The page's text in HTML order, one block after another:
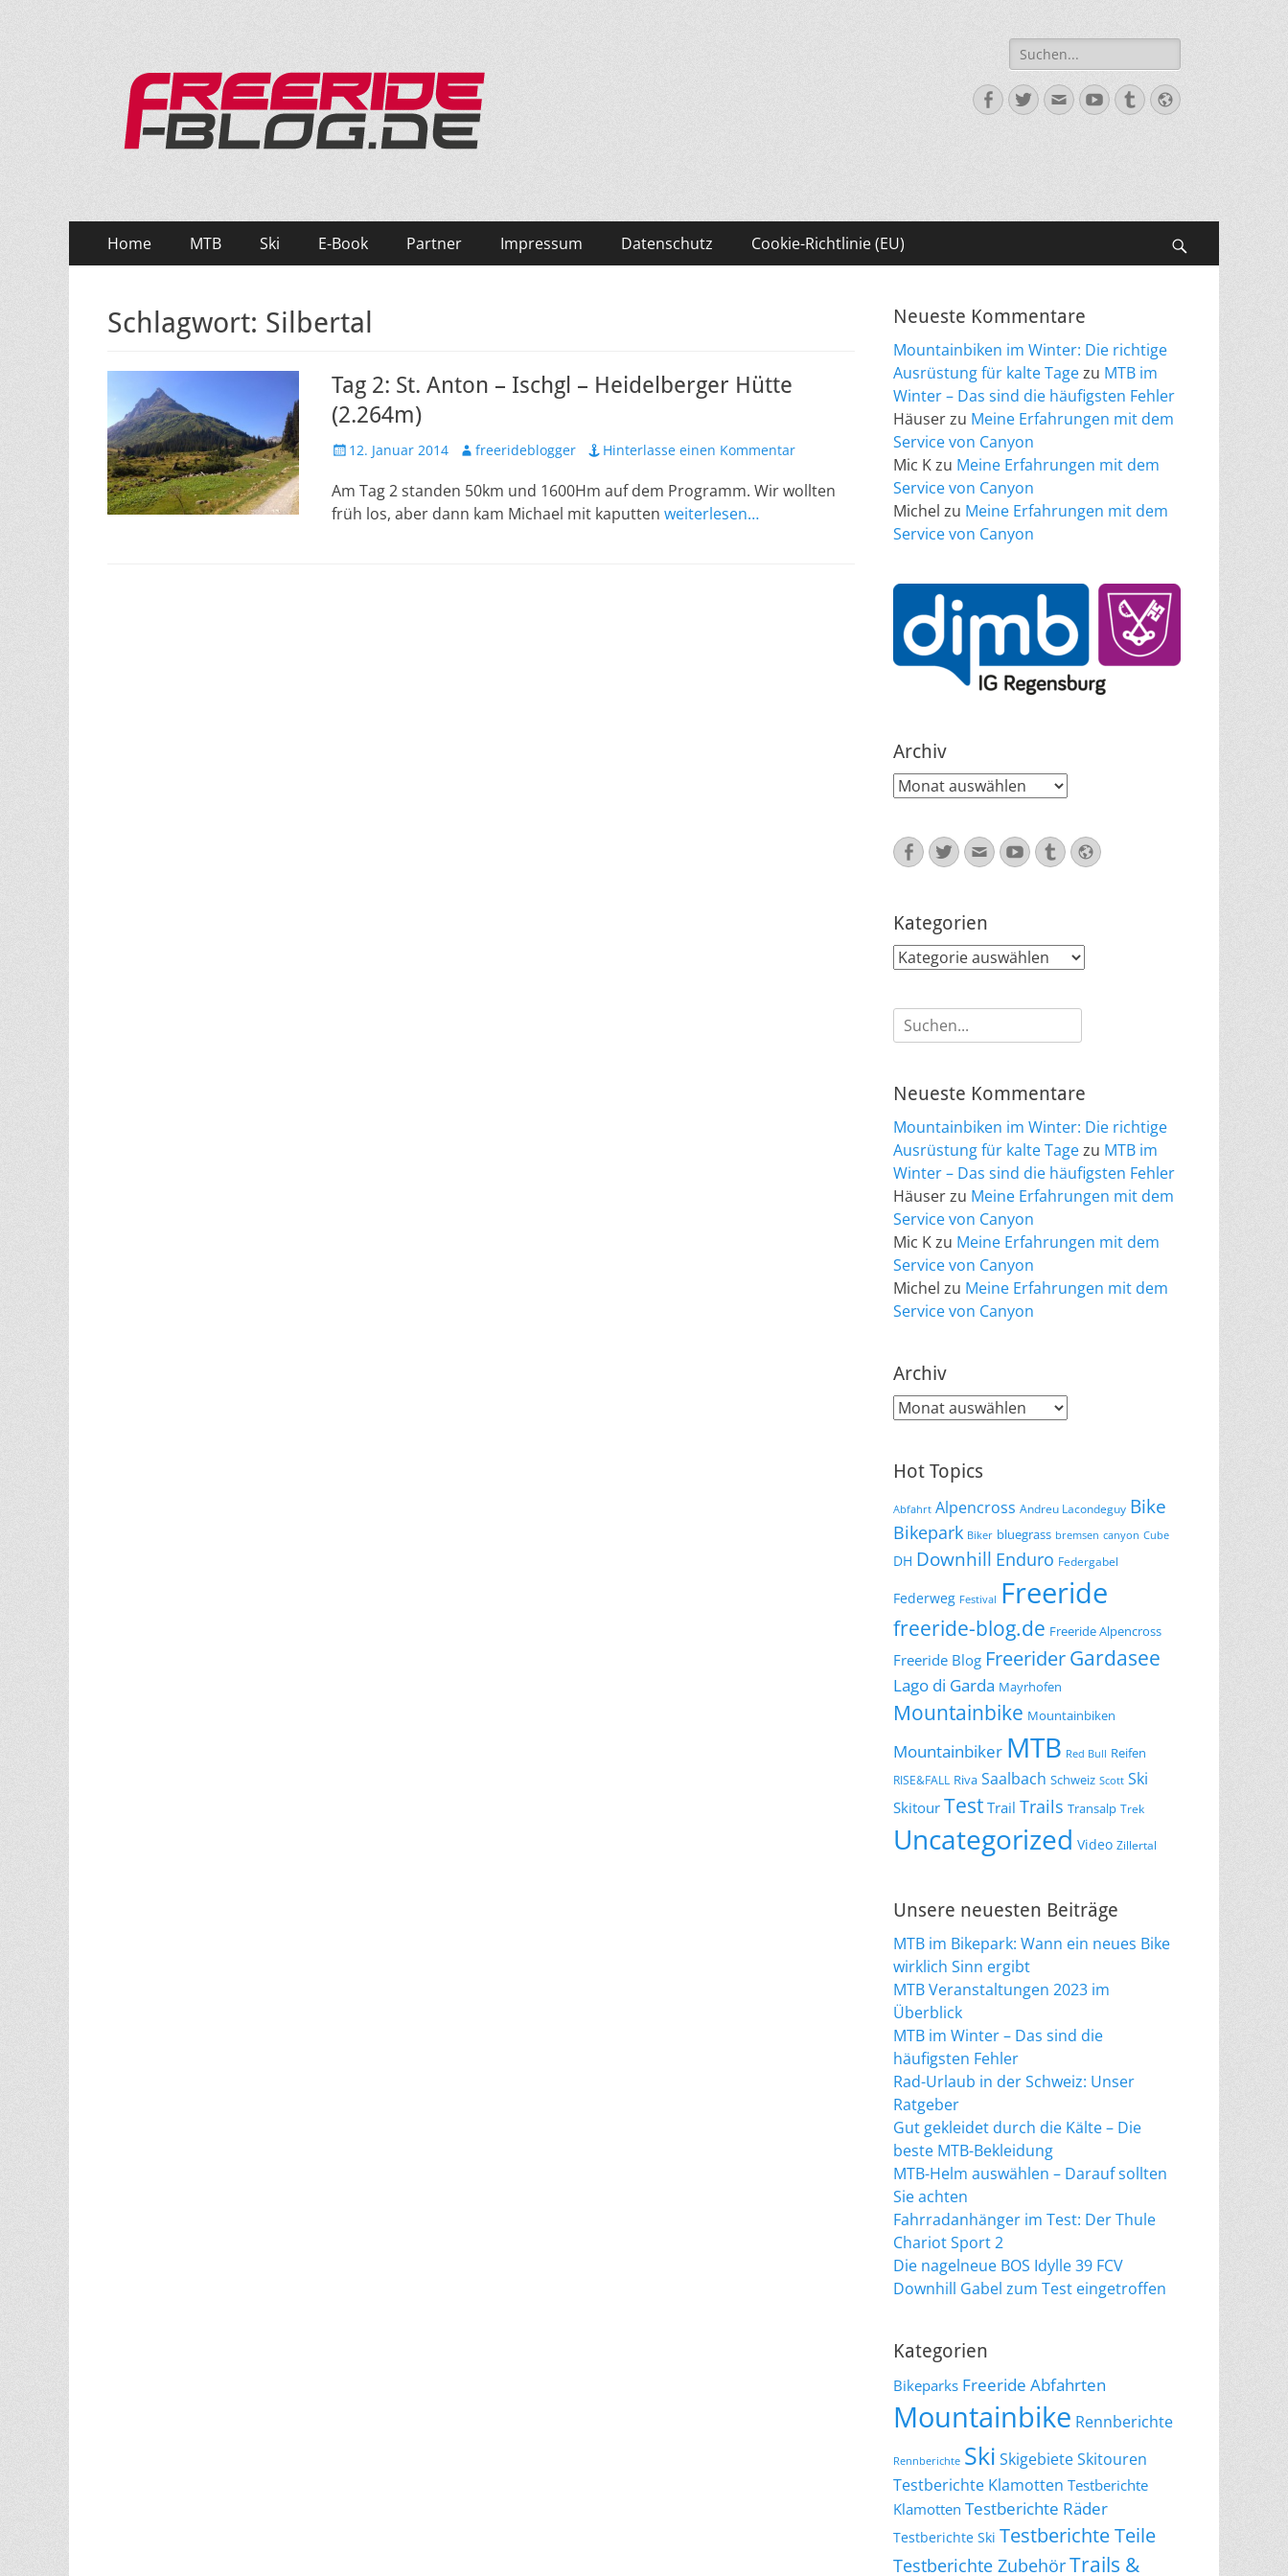
Suche
nach:
Facebook
Twitter
E-
Mail
YouTube
TumblrWebsite
Primäres
Menü
Inhalt
Home MTB Ski E-Book Partner Impressum Datenschutz Cookie-Richtlinie (EU)
Schlagwort: Silbertal
Tag 2: St. Anton – Ischgl – Heidelberger Hütte
(2.264m)
Veröffentlicht
12. Januar 2014 Autorfreerideblogger Hinterlasse einen Kommentar
Am Tag 2 standen 50km und 1600Hm auf dem Programm. Wir wollten
früh los, aber dann kam Michael mit kaputten weiterlesen…
Neueste Kommentare
Mountainbiken im Winter: Die richtige
Ausrüstung für kalte Tagezu MTB im
Winter – Das sind die häufigsten Fehler
Häuserzu Meine Erfahrungen mit dem
Service von Canyon
Mic Kzu Meine Erfahrungen mit dem
Service von Canyon
Michel zu Meine Erfahrungen mit dem
Service von Canyon
Archiv
Archiv
Facebook
Twitter
E-
Mail
YouTube
TumblrWebsite
Kategorien
Kategorien
Suche
nach:
Neueste Kommentare
Mountainbiken im Winter: Die richtige
Ausrüstung für kalte Tagezu MTB im
Winter – Das sind die häufigsten Fehler
Häuserzu Meine Erfahrungen mit dem
Service von Canyon
Mic Kzu Meine Erfahrungen mit dem
Service von Canyon
Michel zu Meine Erfahrungen mit dem
Service von Canyon
Archiv
Archiv
Hot Topics
Abfahrt Alpencross Andreu Lacondeguy Bike
Bikepark Biker bluegrass bremsen canyon Cube
DH Downhill Enduro Federgabel
Federweg Festival Freeride
freeride-blog.de Freeride Alpencross
Freeride Blog FreeriderGardasee
Lago di Garda Mayrhofen
Mountainbike Mountainbiken
Mountainbiker MTB Red Bull Reifen
RISE&FALL Riva Saalbach Schweiz Scott Ski
Skitour Test Trail Trails Transalp Trek
Uncategorized Video Zillertal
Unsere neuesten Beiträge
MTB im Bikepark: Wann ein neues Bike
wirklich Sinn ergibt
MTB Veranstaltungen 2023 im
Überblick
MTB im Winter – Das sind die
häufigsten Fehler
Rad-Urlaub in der Schweiz: Unser
Ratgeber
Gut gekleidet durch die Kälte – Die
beste MTB-Bekleidung
MTB-Helm auswählen – Darauf sollten
Sie achten
Fahrradanhänger im Test: Der Thule
Chariot Sport 2
Die nagelneue BOS Idylle 39 FCV
Downhill Gabel zum Test eingetroffen
Kategorien
Bikeparks Freeride Abfahrten
Mountainbike Rennberichte
Rennberichte Ski SkigebieteSkitouren
Testberichte Klamotten Testberichte
Klamotten Testberichte Räder
Testberichte Ski Testberichte Teile
Testberichte ZubehörTrails &